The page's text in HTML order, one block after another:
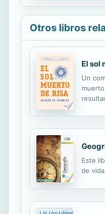
Otros libros
El sol
Un
Este
de